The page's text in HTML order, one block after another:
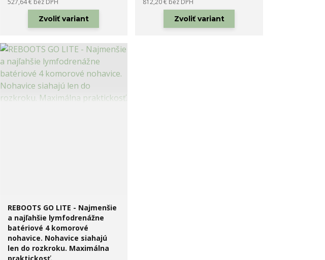
527,64 € bez DPH
Zvoliť variant
812,20 € bez DPH
Zvoliť variant
REBOOTS GO LITE - Najmenšie
a najľahšie lymfodrenážne
batériové 4 komorové
nohavice. Nohavice siahajú
len do rozkroku. Maximálna